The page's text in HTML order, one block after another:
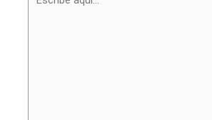
aquí...